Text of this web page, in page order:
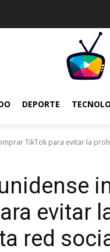
DEPORTE
TikTok para evitar la
evitar
red